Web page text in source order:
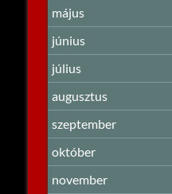
május
június
július
augusztus
szeptember
október
november